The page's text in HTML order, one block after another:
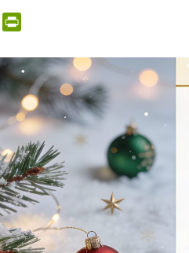
Email